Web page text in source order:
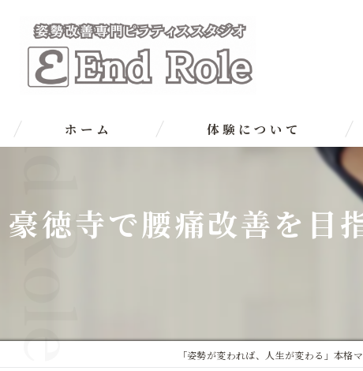
ホーム 体験について
豪徳寺で腰痛改善を目
「姿勢が変われば、人生が変わる」本格